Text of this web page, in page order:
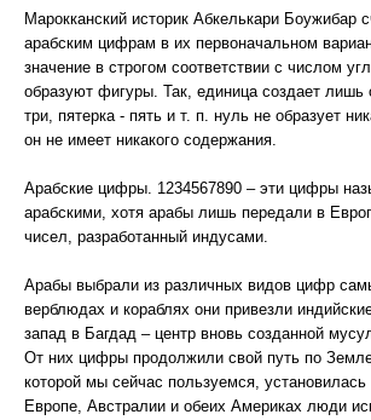
Марокканский историк Абкелькари Боужибар
арабским цифрам в их первоначальном
значение в строгом соответствии с числом
образуют фигуры. Так, единица создает лишь
три, пятерка - пять и т. п. нуль не образует
он не имеет никакого содержания.
Арабские цифры. 1234567890 – эти цифры
арабскими, хотя арабы лишь передали в
чисел, разработанный индусами.
Арабы выбрали из различных видов цифр
верблюдах и кораблях они привезли
запад в Багдад – центр вновь созданной
От них цифры продолжили свой путь по
которой мы сейчас пользуемся,
Европе, Австралии и обеих Америках люди